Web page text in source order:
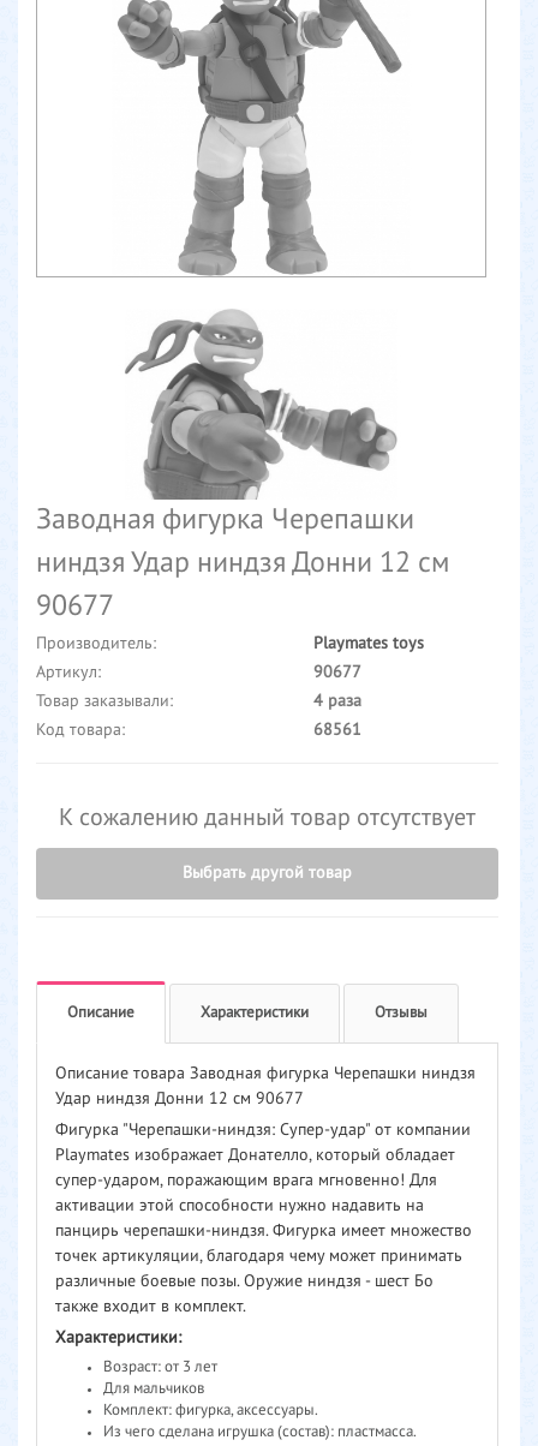
Заводная фигурка Черепашки
ниндзя Удар ниндзя Донни 12 см
90677
Производитель:
Playmates toys
Артикул:
90677
Товар заказывали:
4 раза
Код товара:
68561
К сожалению данный товар отсутствует
Выбрать другой товар
Описание Характеристики Отзывы
Описание товара Заводная фигурка Черепашки ниндзя
Удар ниндзя Донни 12 см 90677
Фигурка "Черепашки-ниндзя: Супер-удар" от компании
Playmates изображает Донателло, который обладает
супер-ударом, поражающим врага мгновенно! Для
активации этой способности нужно надавить на
панцирь черепашки-ниндзя. Фигурка имеет множество
точек артикуляции, благодаря чему может принимать
различные боевые позы. Оружие ниндзя - шест Бо
также входит в комплект.
Характеристики:
Возраст: от 3 лет
Для мальчиков
Комплект: фигурка, аксессуары.
Из чего сделана игрушка (состав): пластмасса.